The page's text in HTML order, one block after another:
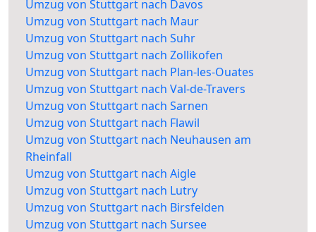
Umzug von Stuttgart nach Davos
Umzug von Stuttgart nach Maur
Umzug von Stuttgart nach Suhr
Umzug von Stuttgart nach Zollikofen
Umzug von Stuttgart nach Plan-les-Ouates
Umzug von Stuttgart nach Val-de-Travers
Umzug von Stuttgart nach Sarnen
Umzug von Stuttgart nach Flawil
Umzug von Stuttgart nach Neuhausen am
Rheinfall
Umzug von Stuttgart nach Aigle
Umzug von Stuttgart nach Lutry
Umzug von Stuttgart nach Birsfelden
Umzug von Stuttgart nach Sursee